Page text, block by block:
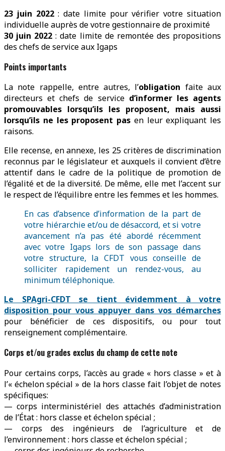
23 juin 2022: date limite pour vérifier votre situation
individuelle auprès de votre gestionnaire de proximité
30 juin 2022 : date limite de remontée des propositions
des chefs de service aux Igaps
Points importants
La note rappelle, entre autres, l’obligation faite aux
directeurs et chefs de service d’informer les agents
promouvables lorsqu’ils les proposent, mais aussi
lorsqu’ils ne les proposent pas en leur expliquant les
raisons.
Elle recense, en annexe, les 25 critères de discrimination
reconnus par le législateur et auxquels il convient d’être
attentif dans le cadre de la politique de promotion de
l’égalité et de la diversité. De même, elle met l’accent sur
le respect de l’équilibre entre les femmes et les hommes.
En cas d’absence d’information de la part de
votre hiérarchie et/ou de désaccord, et si votre
avancement n’a pas été abordé récemment
avec votre Igaps lors de son passage dans
votre structure, la CFDT vous conseille de
solliciter rapidement un rendez-vous, au
minimum téléphonique.
Le SPAgri-CFDT se tient évidemment à votre
disposition pour vous appuyer dans vos démarches
pour bénéficier de ces dispositifs, ou pour tout
renseignement complémentaire.
Corps et/ou grades exclus du champ de cette note
Pour certains corps, l’accès au grade « hors classe » et à
l’« échelon spécial » de la hors classe fait l’objet de notes
spécifiques:
— corps interministériel des attachés d’administration
de l’État : hors classe et échelon spécial ;
— corps des ingénieurs de l’agriculture et de
l’environnement : hors classe et échelon spécial ;